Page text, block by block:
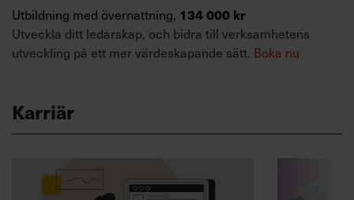
Utbildning med övernattning, 134 000 kr
Utveckla ditt ledarskap, och bidra till verksamhetens
utveckling på ett mer värdeskapande sätt. Boka nu
Karriär